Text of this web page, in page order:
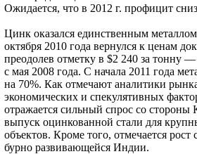
Ожидается, что в 2012 г. профицит
Цинк оказался единственным
октября 2010 года вернулся к ценам
преодолев отметку в $2 240 за тонну
с мая 2008 года. С начала 2011 года
на 70%. Как отмечают аналитики
экономических и спекулятивных
отражается сильный спрос со стороны
выпуск оцинкованной стали для
объектов. Кроме того, отмечается рост
бурно развивающейся Индии.